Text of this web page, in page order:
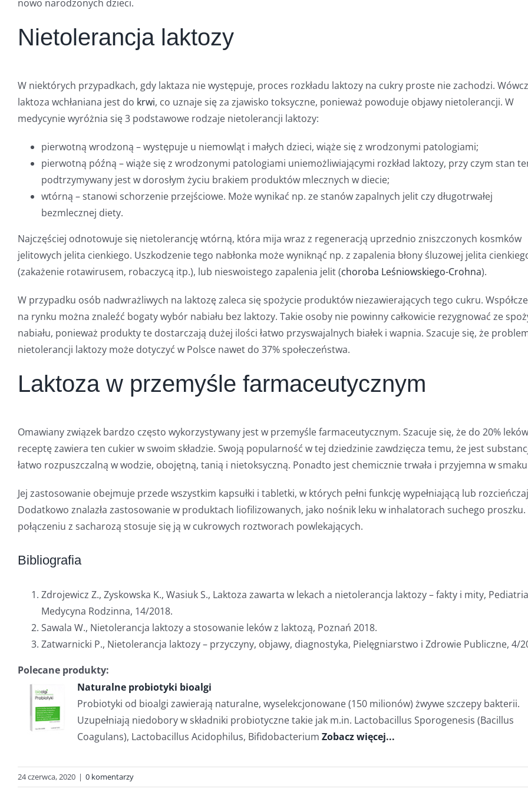
nowo narodzonych dzieci.
Nietolerancja laktozy
W niektórych przypadkach, gdy laktaza nie występuje, proces rozkładu laktozy na cukry proste nie zachodzi.
laktoza wchłaniana jest do krwi, co uznaje się za zjawisko toksyczne, ponieważ powoduje objawy nietolerancji. W
medycynie wyróżnia się 3 podstawowe rodzaje nietolerancji laktozy:
pierwotną wrodzoną – występuje u niemowląt i małych dzieci, wiąże się z wrodzonymi patologiami;
pierwotną późną – wiąże się z wrodzonymi patologiami uniemożliwiającymi rozkład laktozy, przy czym stan
podtrzymywany jest w dorosłym życiu brakiem produktów mlecznych w diecie;
wtórną – stanowi schorzenie przejściowe. Może wynikać np. ze stanów zapalnych jelit czy długotrwałej
bezmlecznej diety.
Najczęściej odnotowuje się nietolerancję wtórną, która mija wraz z regeneracją uprzednio zniszczonych kosmków
jelitowych jelita cienkiego. Uszkodzenie tego nabłonka może wyniknąć np. z zapalenia błony śluzowej jelita
(zakażenie rotawirusem, robaczycą itp.), lub nieswoistego zapalenia jelit (choroba Leśniowskiego-Crohna).
W przypadku osób nadwrażliwych na laktozę zaleca się spożycie produktów niezawierających tego cukru.
na rynku można znaleźć bogaty wybór nabiału bez laktozy. Takie osoby nie powinny całkowicie rezygnować ze
nabiału, ponieważ produkty te dostarczają dużej ilości łatwo przyswajalnych białek i wapnia. Szacuje się, że
nietolerancji laktozy może dotyczyć w Polsce nawet do 37% społeczeństwa.
Laktoza w przemyśle farmaceutycznym
Omawiany związek bardzo często wykorzystywany jest w przemyśle farmaceutycznym. Szacuje się, że do 20%
receptę zawiera ten cukier w swoim składzie. Swoją popularność w tej dziedzinie zawdzięcza temu, że jest
łatwo rozpuszczalną w wodzie, obojętną, tanią i nietoksyczną. Ponadto jest chemicznie trwała i przyjemna w
Jej zastosowanie obejmuje przede wszystkim kapsułki i tabletki, w których pełni funkcję wypełniającą lub
Dodatkowo znalazła zastosowanie w produktach liofilizowanych, jako nośnik leku w inhalatorach suchego proszku.
połączeniu z sacharozą stosuje się ją w cukrowych roztworach powlekających.
Bibliografia
Zdrojewicz Z., Zyskowska K., Wasiuk S., Laktoza zawarta w lekach a nietolerancja laktozy – fakty i mity,
Medycyna Rodzinna, 14/2018.
Sawala W., Nietolerancja laktozy a stosowanie leków z laktozą, Poznań 2018.
Zatwarnicki P., Nietolerancja laktozy – przyczyny, objawy, diagnostyka, Pielęgniarstwo i Zdrowie Publiczne, 4/
Polecane produkty:
Naturalne probiotyki bioalgi
Probiotyki od bioalgi zawierają naturalne, wyselekcjonowane (150 milionów) żwywe szczepy bakterii.
Uzupełniają niedobory w składniki probiotyczne takie jak m.in. Lactobacillus Sporogenesis (Bacillus
Coagulans), Lactobacillus Acidophilus, Bifidobacterium Zobacz więcej...
24 czerwca, 2020 | 0 komentarzy